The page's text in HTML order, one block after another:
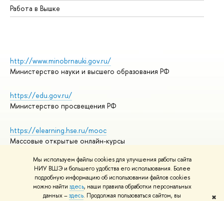
Мы используем файлы cookies для улучшения работы сайта
НИУ ВШЭ и большего удобства его использования. Более
подробную информацию об использовании файлов cookies
можно найти здесь, наши правила обработки персональных
данных –здесь. Продолжая пользоваться сайтом, вы
✖
Работа в Вышке
http://www.minobrnauki.gov.ru/
Министерство науки и высшего образования РФ
https://edu.gov.ru/
Министерство просвещения РФ
https://elearning.hse.ru/mooc
Массовые открытые онлайн-курсы
© НИУ ВШЭ 1993–2026
Адреса и контакты
Условия использования материалов